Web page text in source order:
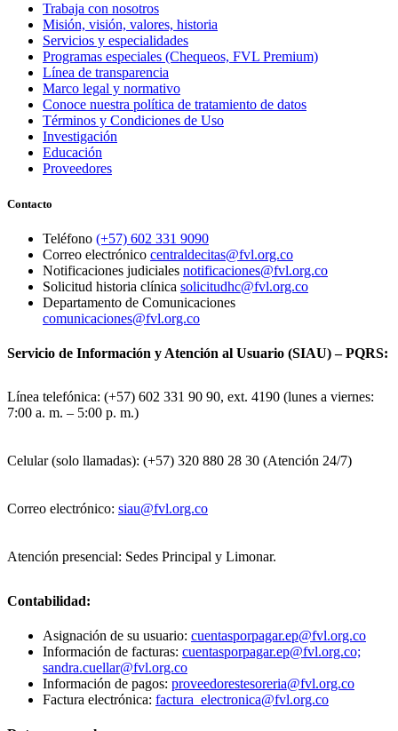
Trabaja con nosotros
Misión, visión, valores, historia
Servicios y especialidades
Programas especiales (Chequeos, FVL Premium)
Línea de transparencia
Marco legal y normativo
Conoce nuestra política de tratamiento de datos
Términos y Condiciones de Uso
Investigación
Educación
Proveedores
Contacto
Teléfono (+57) 602 331 9090
Correo electrónico centraldecitas@fvl.org.co
Notificaciones judiciales notificaciones@fvl.org.co
Solicitud historia clínica solicitudhc@fvl.org.co
Departamento de Comunicaciones
comunicaciones@fvl.org.co
Servicio de Información y Atención al Usuario (SIAU) – PQRS:
Línea telefónica: (+57) 602 331 90 90, ext. 4190 (lunes a viernes:
7:00 a. m. – 5:00 p. m.)
Celular (solo llamadas): (+57) 320 880 28 30 (Atención 24/7)
Correo electrónico: siau@fvl.org.co
Atención presencial: Sedes Principal y Limonar.
Contabilidad:
Asignación de su usuario: cuentasporpagar.ep@fvl.org.co
Información de facturas: cuentasporpagar.ep@fvl.org.co;
sandra.cuellar@fvl.org.co
Información de pagos: proveedorestesoreria@fvl.org.co
Factura electrónica: factura_electronica@fvl.org.co